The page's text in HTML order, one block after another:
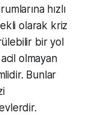
hızlı
olarak kriz
bir yol
olmayan
Bunlar